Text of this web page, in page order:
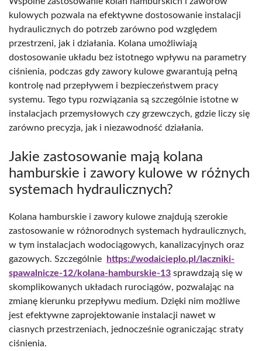
kulowych pozwala na efektywne dostosowanie instalacji
hydraulicznych do potrzeb zarówno pod względem
przestrzeni, jak i działania. Kolana umożliwiają
dostosowanie układu bez istotnego wpływu na parametry
ciśnienia, podczas gdy zawory kulowe gwarantują pełną
kontrolę nad przepływem i bezpieczeństwem pracy
systemu. Tego typu rozwiązania są szczególnie istotne w
instalacjach przemysłowych czy grzewczych, gdzie liczy się
zarówno precyzja, jak i niezawodność działania.
Jakie zastosowanie mają kolana
hamburskie i zawory kulowe w różnych
systemach hydraulicznych?
Kolana hamburskie i zawory kulowe znajdują szerokie
zastosowanie w różnorodnych systemach hydraulicznych,
w tym instalacjach wodociągowych, kanalizacyjnych oraz
gazowych. Szczególnie
https://wodaicieplo.pl/laczniki-
spawalnicze-12/kolana-hamburskie-13 sprawdzają się w
skomplikowanych układach rurociągów, pozwalając na
zmianę kierunku przepływu medium. Dzięki nim możliwe
jest efektywne zaprojektowanie instalacji nawet w
ciasnych przestrzeniach, jednocześnie ograniczając straty
ciśnienia.